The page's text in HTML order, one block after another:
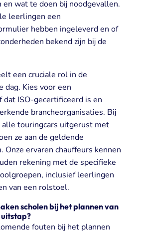
wat te doen bij noodgevallen.
leerlingen een
hebben ingeleverd en of
bekend zijn bij de
een cruciale rol in de
dag. Kies voor een
dat ISO-gecertificeerd is en
brancheorganisaties. Bij
alle touringcars uitgerust met
ze aan de geldende
Onze ervaren chauffeurs kennen
rekening met de specifieke
inclusief leerlingen
van een rolstoel.
scholen bij het plannen van
fouten bij het plannen